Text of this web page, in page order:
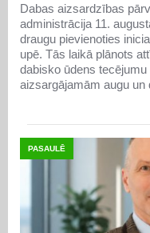
Dabas aizsardzības
administrācija 11.
draugu pievienoties
upē. Tās laikā plānots
dabisko ūdens
aizsargājamām augu
PASAULĒ